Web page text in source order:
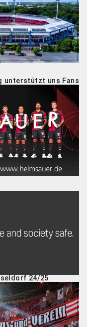
unterstützt uns Fans
24/25